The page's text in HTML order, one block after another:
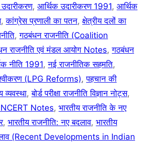
, आर्थिक उदारीकरण 1991, आर्थिक
,कांग्रेस प्रणाली का पतन, क्षेत्रीय दलों का
,गठबंधन राजनीति (Coalition
राजनीति एवं मंडल आयोग Notes,गठबंधन
नीति 1991,नई राजनीतिक सहमति,
(LPG Reforms),पहचान की
व्यवस्था,बोर्ड परीक्षा राजनीति विज्ञान नोट्स,
NCERT Notes, भारतीय राजनीति के नए
, भारतीय राजनीति: नए बदलाव, भारतीय
(Recent Developments in Indian